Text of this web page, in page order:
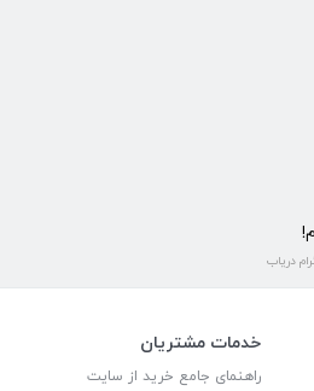
دریاب
خدمات مشتریان
راهنمای جامع خرید از سایت